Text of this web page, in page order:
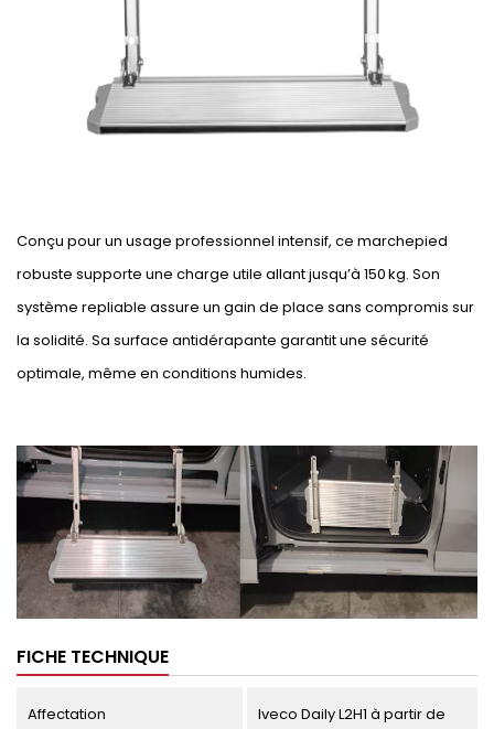
Conçu pour un usage professionnel intensif, ce marchepied
robuste supporte une charge utile allant jusqu’à 150 kg. Son
système repliable assure un gain de place sans compromis sur
la solidité. Sa surface antidérapante garantit une sécurité
optimale, même en conditions humides.
FICHE TECHNIQUE
Affectation
Iveco Daily L2H1 à partir de